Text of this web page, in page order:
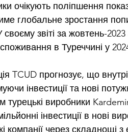
очікують поліпшення
глобальне зростання
звіті за жовтень-
в Туреччині у
TCUD прогнозує, що
інвестиції та нові
турецькі виробники
інвестиції в нові
компанії через складнощі